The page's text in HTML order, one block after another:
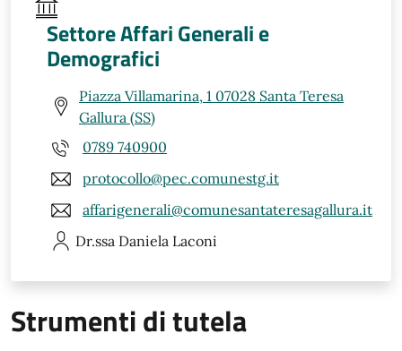
Settore Affari Generali e
Demografici
Piazza Villamarina, 1 07028 Santa Teresa
Gallura (SS)
0789 740900
protocollo@pec.comunestg.it
affarigenerali@comunesantateresagallura.it
Dr.ssa Daniela Laconi
Strumenti di tutela